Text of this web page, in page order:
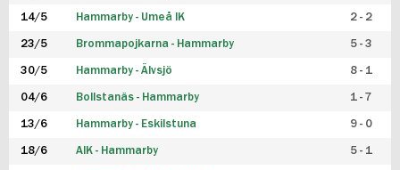
14/5 Hammarby - Umeå IK 2 - 2
23/5 Brommapojkarna - Hammarby 5 - 3
30/5 Hammarby - Älvsjö 8 - 1
04/6 Bollstanäs - Hammarby 1 - 7
13/6 Hammarby - Eskilstuna 9 - 0
18/6 AIK - Hammarby 5 - 1